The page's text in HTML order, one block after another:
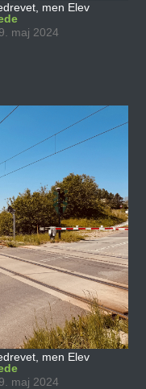
men Elev
maj 2024
men Elev
maj 2024